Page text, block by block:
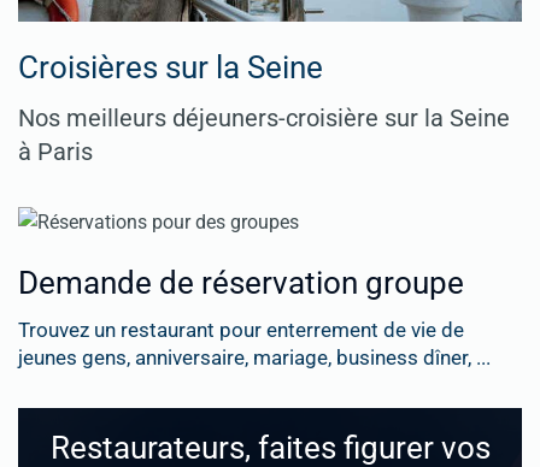
Croisières sur la Seine
Nos meilleurs déjeuners-croisière sur la Seine
à Paris
Demande de réservation groupe
Trouvez un restaurant pour enterrement de vie de
jeunes gens, anniversaire, mariage, business dîner, ...
Restaurateurs, faites figurer vos